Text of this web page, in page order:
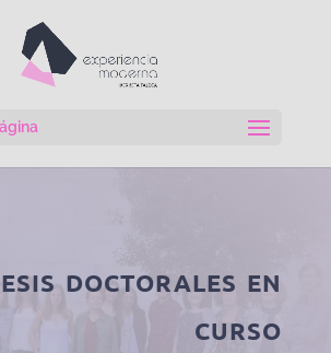
doctorales en
curso